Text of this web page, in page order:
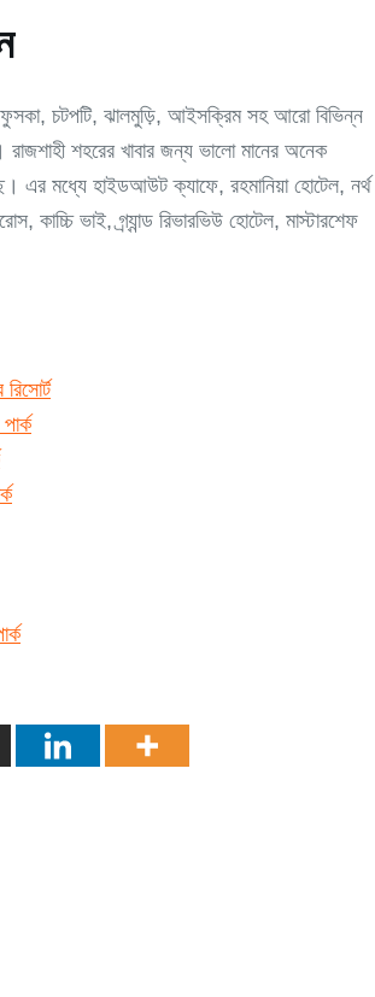
ফুসকা, চটপটি, ঝালমুড়ি, আইসক্রিম সহ আরো বিভিন্ন
রাজশাহী শহরের খাবার জন্য ভালো মানের অনেক
এর মধ্যে হাইডআউট ক্যাফে, রহমানিয়া হোটেল, নর্থ
কাচ্চি ভাই, গ্র্যান্ড রিভারভিউ হোটেল, মাস্টারশেফ
রিসোর্ট